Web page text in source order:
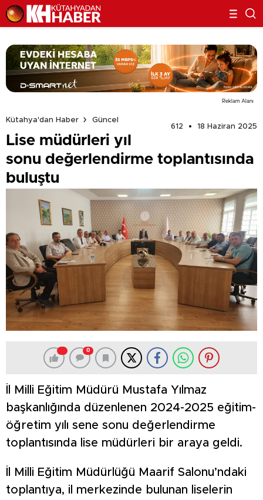
Reklam Alanı
Kütahya'dan Haber
Güncel
612
18 Haziran 2025
Lise müdürleri yıl
sonu değerlendirme toplantısında
buluştu
0
İl Milli Eğitim Müdürü Mustafa Yılmaz
başkanlığında düzenlenen 2024-2025 eğitim-
öğretim yılı sene sonu değerlendirme
toplantısında lise müdürleri bir araya geldi.
İl Milli Eğitim Müdürlüğü Maarif Salonu’ndaki
toplantıya, il merkezinde bulunan liselerin